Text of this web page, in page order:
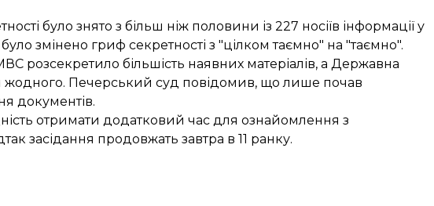
було знято з більш ніж половини із 227 носіїв інформації у
змінено гриф секретності з "цілком таємно" на "таємно".
розсекретило більшість наявних матеріалів, а Державна
жодного. Печерський суд повідомив, що лише почав
документів.
отримати додатковий час для ознайомлення з
засідання продовжать завтра в 11 ранку.